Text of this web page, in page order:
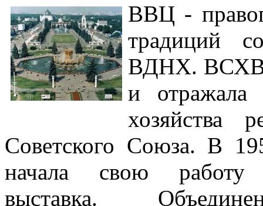
ВВЦ -
традиций
ВДНХ. ВСХВ
и отражала
хозяйства
Советского Союза. В
начала свою работу
выставка.